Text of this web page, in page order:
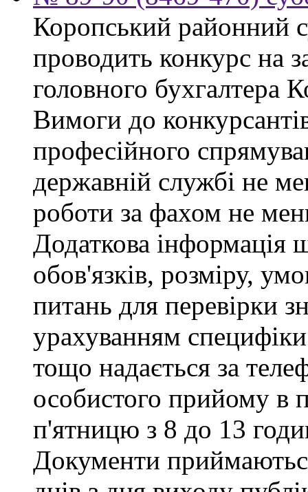
Коропський районний
проводить конкурс на
головного бухгалтера
Вимоги до
професійного
державній службі не
роботи за фахом не
Додаткова інформація
обов'язків, розміру,
питань для перевірки
урахуванням
тощо надається за
особистого прийому в
п'ятницю з 8 до 13
Документи